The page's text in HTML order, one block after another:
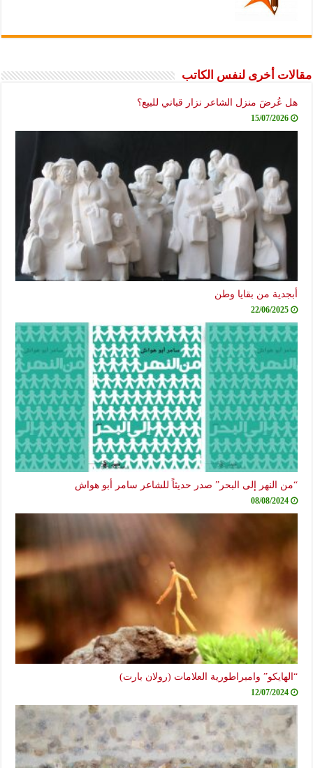
مقالات أخرى لنفس الكاتب
هل عُرضَ منزل الشاعر نزار قباني للبيع؟
15/07/2026
أبجدية من بقايا وطن
22/06/2025
“من النهر إلى البحر” صدر حديثاً للشاعر سامر أبو هواش
08/08/2024
“الهايكو” وامبراطورية العلامات (رولان بارت)
12/07/2024